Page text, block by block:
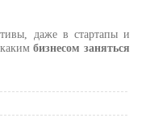
даже в стартапы и
какимбизнесом заняться